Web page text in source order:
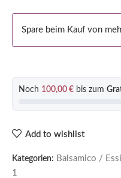
Spare beim Kauf von
Noch 100,00 € bis zum
Add to wishlist
Kategorien: Balsamico /
1